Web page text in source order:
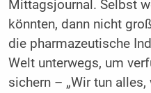
Mittagsjournal. Selbst
könnten, dann nicht
die pharmazeutische
Welt unterwegs, um
sichern – „Wir tun